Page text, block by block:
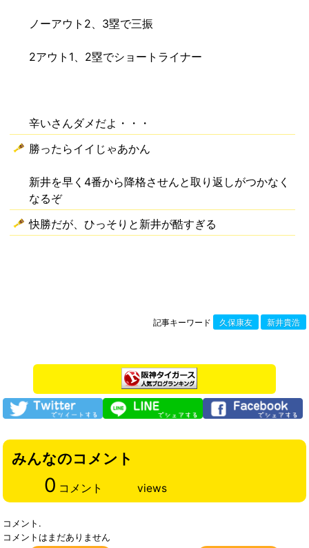
ノーアウト2、3塁で三振
2アウト1、2塁でショートライナー
辛いさんダメだよ・・・
勝ったらイイじゃあかん
新井を早く4番から降格させんと取り返しがつかなく
なるぞ
快勝だが、ひっそりと新井が酷すぎる
記事キーワード 久保康友 新井貴浩
みんなのコメント
0 コメント views
コメント.
コメントはまだありません